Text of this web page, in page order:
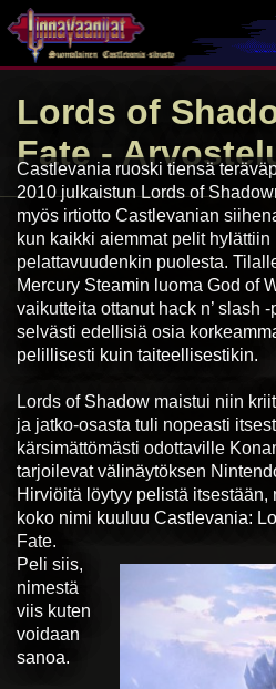
Lords of
Fate-
Castlevania ruoski tiensä
2010 julkaistun Lords of
myös irtiotto Castlevanian
kun kaikki aiemmat pelit
pelattavuudenkin puolesta.
Mercury Steamin luoma God of
vaikutteita ottanut hack n’ slash
selvästi edellisiä osia
pelillisesti kuin taiteellisestikin.
Lords of Shadow maistui niin
ja jatko-osasta tuli nopeasti
kärsimättömästi odottaville
tarjoilevat välinäytöksen
Hirviöitä löytyy pelistä itsestään,
koko nimi kuuluu Castlevania:
Fate.
Peli siis,
nimestä
viis kuten
voidaan
sanoa.